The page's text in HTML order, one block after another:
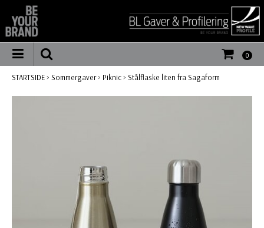
0
STARTSIDE> Sommergaver> Piknic> Stålflaske liten fra Sagaform